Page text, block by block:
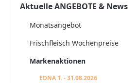
Aktuelle ANGEBOTE & News
Monatsangebot
Frischfleisch Wochenpreise
Markenaktionen
EDNA 1. - 31.08.2026